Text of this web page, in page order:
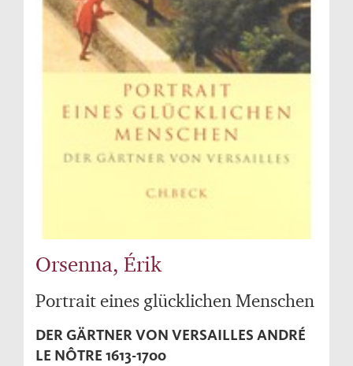
Orsenna, Érik
Portrait eines glücklichen Menschen
DER GÄRTNER VON VERSAILLES ANDRÉ
LE NÔTRE 1613-1700